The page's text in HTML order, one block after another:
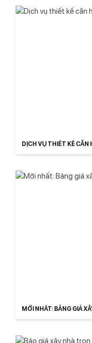
DỊCH VỤ THIẾT KẾ
MỚI NHẤT: BẢNG GIÁ